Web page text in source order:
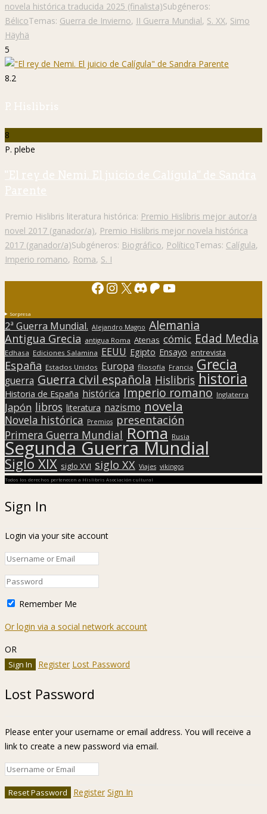
novela histórica traducida 2025 (finalista)Subgéneros:
BélicoTemas: Guerra de Invierno, II Guerra Mundial, S. XX, Simo
Häyhä
5
8.2
P. Hislibris
8
P. plebe
"El rey de Nemi. El juicio de Calígula" de Sandra
Parente
Premio Hislibris literatura histórica: Premio Hislibris mejor autor/a
novel 2017 (ganador/a), Premio Hislibris mejor novela histórica
2017 (ganador/a)Subgéneros: Biográfico, PolíticoTemas: Calígula,
Imperio romano, Roma, S. I
Facebook
Instagram
X Discord
Patreon
YouTube
Sorpresa
2ª Guerra Mundial. Alejandro Magno Alemania
Antigua Grecia antigua Roma Atenas cómic Edad Media
Edhasa Ediciones Salamina EEUU Egipto Ensayo entrevista
España Estados Unidos Europa filosofía Francia Grecia
guerra Guerra civil española Hislibris historia
Historia de España histórica Imperio romano Inglaterra
Japón libros literatura nazismo novela
Novela histórica Premios presentación
Primera Guerra Mundial Roma Rusia
Segunda Guerra Mundial
Siglo XIX siglo XVI siglo XX Viajes vikingos
Todos los derechos pertenecen a Hislibris Asociación cultural
Sign In
Login via your site account
Remember Me
Or login via a social network account
OR
Register Lost Password
Lost Password
Please enter your username or email address. You will receive a
link to create a new password via email.
Register Sign In